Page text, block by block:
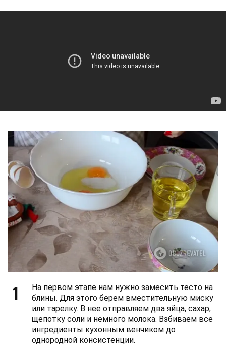
1
На первом этапе нам нужно замесить тесто на
блины. Для этого берем вместительную миску
или тарелку. В нее отправляем два яйца, сахар,
щепотку соли и немного молока. Взбиваем все
ингредиенты кухонным венчиком до
однородной консистенции.